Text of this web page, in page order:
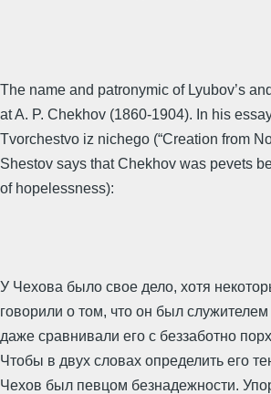
The name and patronymic of Lyubov’s
at A. P. Chekhov (1860-1904). In his
Tvorchestvo iz nichego (“Creation from
Shestov says that Chekhov was pevets
of hopelessness):
У Чехова было свое дело, хотя
говорили о том, что он был служителем
даже сравнивали его с беззаботно
Чтобы в двух словах определить его
Чехов был певцом безнадежности.